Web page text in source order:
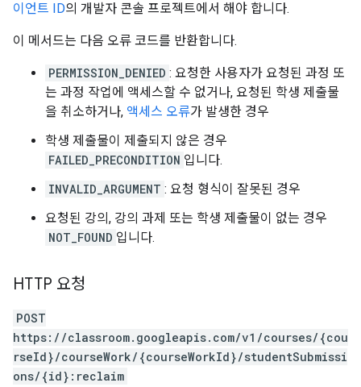
이언트 ID의 개발자 콘솔 프로젝트에서 해야 합니다.
이 메서드는 다음 오류 코드를 반환합니다.
PERMISSION_DENIED : 요청한 사용자가 요청된 과정 또
는 과정 작업에 액세스할 수 없거나, 요청된 학생 제출물
을 취소하거나, 액세스 오류가 발생한 경우
학생 제출물이 제출되지 않은 경우
FAILED_PRECONDITION 입니다.
INVALID_ARGUMENT : 요청 형식이 잘못된 경우
요청된 강의, 강의 과제 또는 학생 제출물이 없는 경우
NOT_FOUND 입니다.
HTTP 요청
POST
https://classroom.googleapis.com/v1/courses/{cou
rseId}/courseWork/{courseWorkId}/studentSubmissi
ons/{id}:reclaim